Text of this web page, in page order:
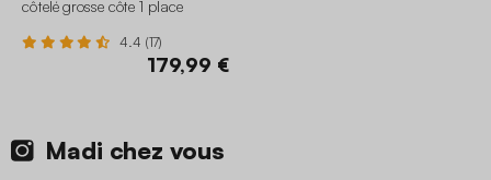
côtelé grosse côte 1 place
4.4 (17)
179,99 €
Madi chez vous